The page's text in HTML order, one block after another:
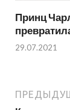
Принц
29.07.2021